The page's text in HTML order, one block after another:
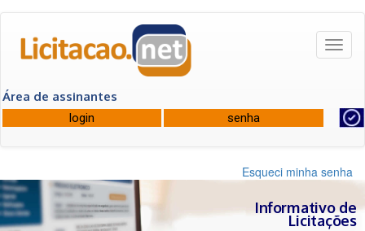
Área de assinantes
Esqueci minha senha
Informativo de
Licitações